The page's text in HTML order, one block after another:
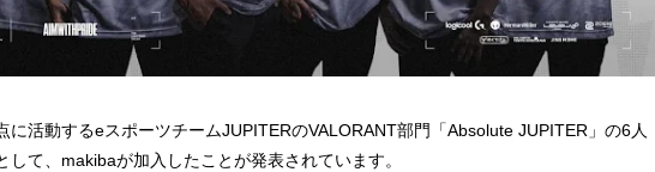
に活動するeスポーツチームJUPITERのVALORANT部門「Absolute JUPITER」の6人
して、makibaが加入したことが発表されています。